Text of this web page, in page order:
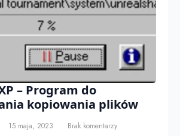
– Program do
kopiowania plików
15 maja, 2023 Brak komentarzy